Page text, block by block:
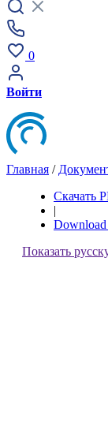
0
Войти
Главная /
Скачать
|
Показать